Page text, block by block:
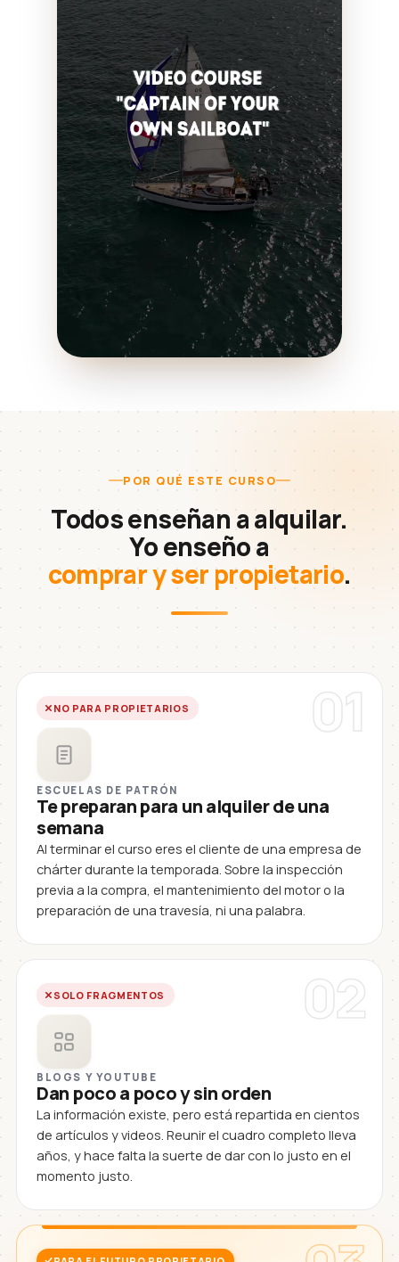
POR QUÉ ESTE CURSO
Todos enseñan a alquilar.
Yo enseño a
comprar y ser propietario.
01
NO PARA PROPIETARIOS
ESCUELAS DE PATRÓN
Te preparan para un alquiler de una
semana
Al terminar el curso eres el cliente de una empresa de
chárter durante la temporada. Sobre la inspección
previa a la compra, el mantenimiento del motor o la
preparación de una travesía, ni una palabra.
02
SOLO FRAGMENTOS
BLOGS Y YOUTUBE
Dan poco a poco y sin orden
La información existe, pero está repartida en cientos
de artículos y videos. Reunir el cuadro completo lleva
años, y hace falta la suerte de dar con lo justo en el
momento justo.